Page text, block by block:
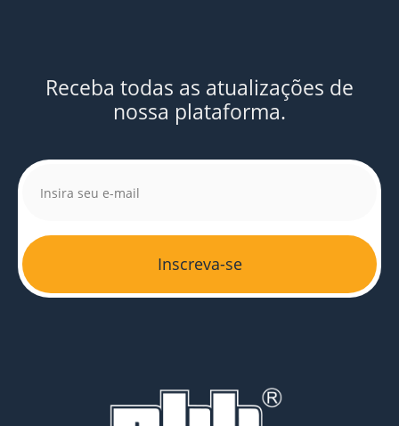
Receba todas as atualizações de
nossa plataforma.
Inscreva-se